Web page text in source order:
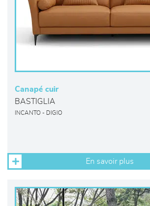
Canapé cuir
BASTIGLIA
INCANTO - DIGIO
En savoir plus